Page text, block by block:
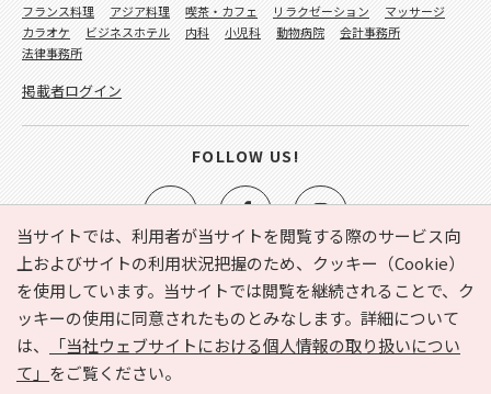
当サイトでは、利用者が当サイトを閲覧する際のサービス向
上およびサイトの利用状況把握のため、クッキー（Cookie）
を使用しています。当サイトでは閲覧を継続されることで、ク
ッキーの使用に同意されたものとみなします。詳細について
は、
「当社ウェブサイトにおける個人情報の取り扱いについ
て」 をご覧ください。
e-NAVITA（イーナビタ）とは？ お気に入り
ヘルプ
利用規約
個人情報の取り扱いについて
運営会社
サイトマップ
広告掲載に関するお問い合わせ
フランス料理
アジア料理 喫茶・カフェ リラクゼーション
マッサージ
カラオケ
ビジネスホテル 内科 小児科 動物病院
会計事務所
法律事務所
掲載者ログイン
FOLLOW US!